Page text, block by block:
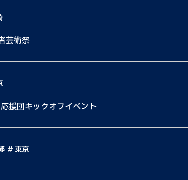
芸術祭
援団キックオフイベント
東京